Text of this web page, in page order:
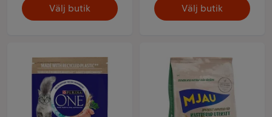
Välj butik Välj butik